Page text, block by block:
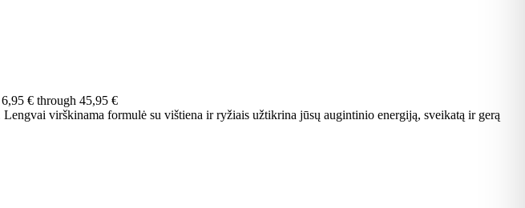
€ through 45,95 €
virškinama formulė su vištiena ir ryžiais užtikrina jūsų augintinio energiją, sveikatą ir gerą